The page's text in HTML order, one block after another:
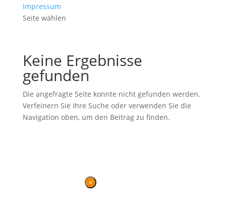
Impressum
Seite wählen
Keine Ergebnisse
gefunden
Die angefragte Seite konnte nicht gefunden werden.
Verfeinern Sie Ihre Suche oder verwenden Sie die
Navigation oben, um den Beitrag zu finden.
×